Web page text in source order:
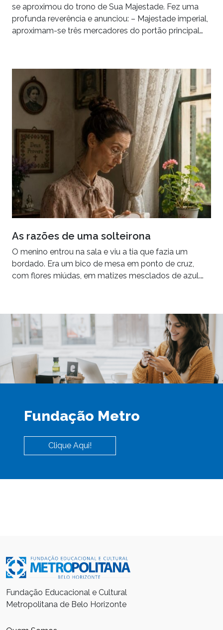
se aproximou do trono de Sua Majestade. Fez uma
profunda reverência e anunciou: – Majestade imperial,
aproximam-se três mercadores do portão principal…
As razões de uma solteirona
O menino entrou na sala e viu a tia que fazia um
bordado. Era um bico de mesa em ponto de cruz,
com flores miúdas, em matizes mesclados de azul.…
Fundação Metro
Clique Aqui!
Fundação Educacional e Cultural
Metropolitana de Belo Horizonte